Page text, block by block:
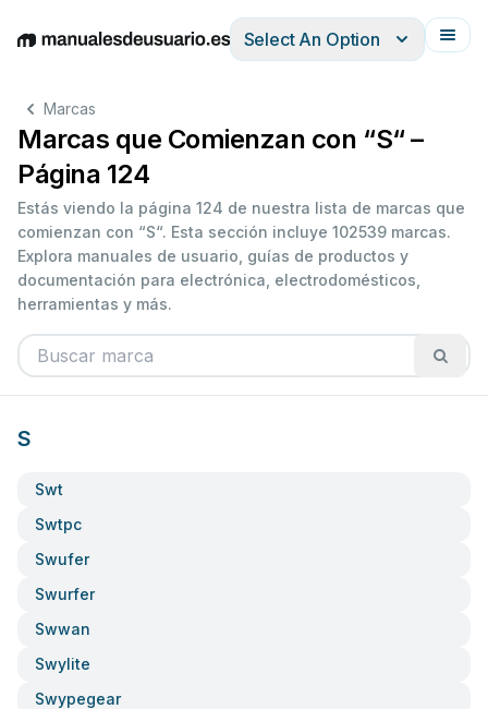
EnglishDeutschEspañolItalianoFrançais
Select An Option
Marcas
Marcas que Comienzan con “S“ –
Página 124
Estás viendo la página 124 de nuestra lista de marcas que
comienzan con “S“. Esta sección incluye 102539 marcas.
Explora manuales de usuario, guías de productos y
documentación para electrónica, electrodomésticos,
herramientas y más.
S
Swt
Swtpc
Swufer
Swurfer
Swwan
Swylite
Swypegear